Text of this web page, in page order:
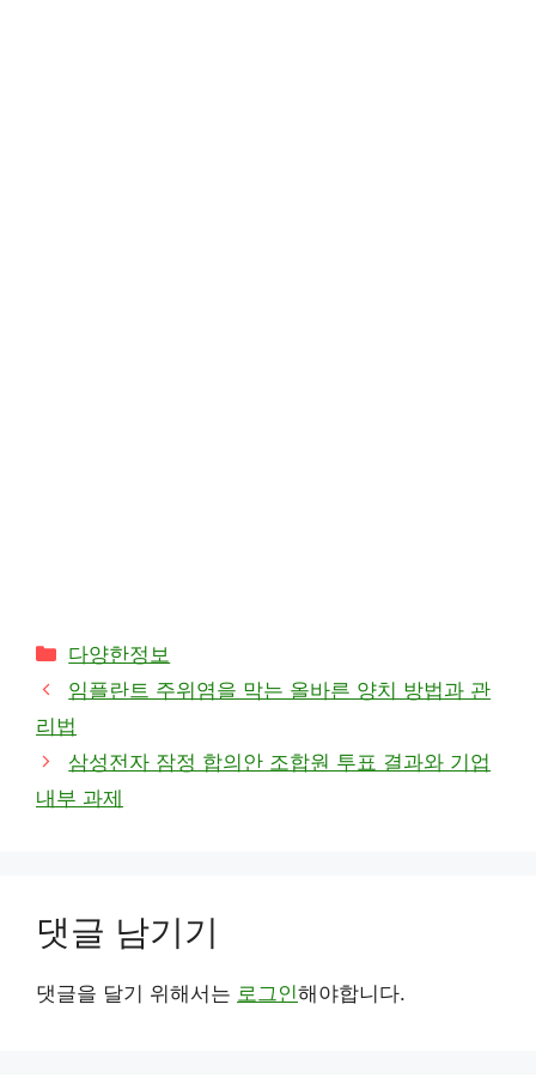
카
테
고
리
다양한정보
임플란트 주위염을 막는 올바른 양치 방법과 관
리법
삼성전자 잠정 합의안 조합원 투표 결과와 기업
내부 과제
댓글 남기기
댓글을 달기 위해서는 로그인해야합니다.